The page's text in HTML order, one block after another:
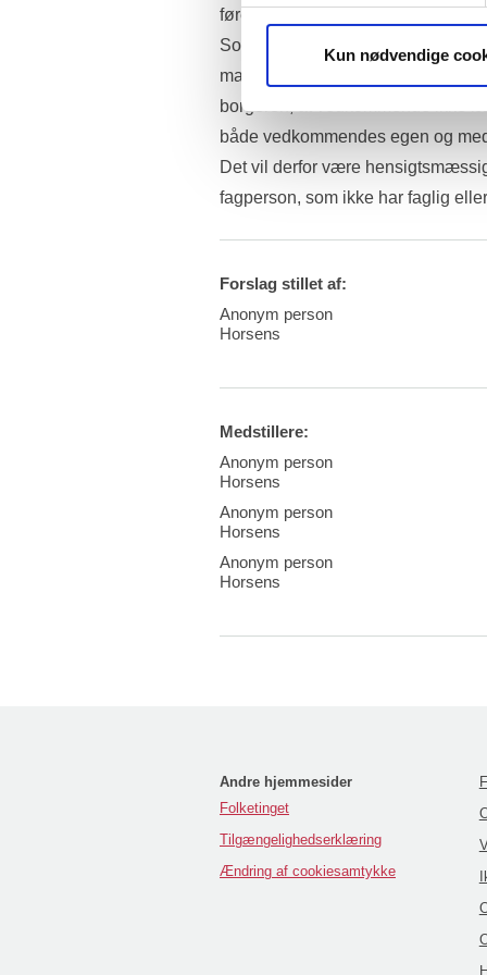
Kun nødvendige
fører en bil, bliver alt andet lige
Som det er nu, skal borgeren
man oftest har haft gennem en
borgeren, at vedkommende ikke
både vedkommendes egen og
Det vil derfor være
fagperson, som ikke har faglig
Forslag stillet af:
Anonym person
Horsens
Medstillere:
Anonym person
Horsens
Anonym person
Horsens
Anonym person
Horsens
Andre hjemmesider
Folketinget
Tilgængelighedserklæring
Ændring af cookiesamtykke